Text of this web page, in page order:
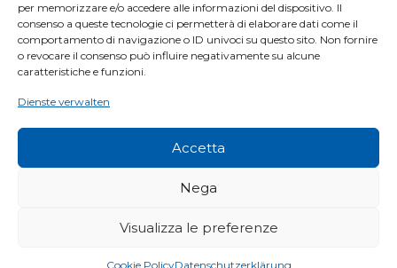
per memorizzare e/o accedere alle informazioni del dispositivo. Il
consenso a queste tecnologie ci permetterà di elaborare dati come il
comportamento di navigazione o ID univoci su questo sito. Non fornire
o revocare il consenso può influire negativamente su alcune
caratteristiche e funzioni.
Dienste verwalten
Accetta
Nega
Visualizza le preferenze
Cookie PolicyDatenschutzerklärung
Tel.+39 0471 827500
Social
PRIVACY POLICY